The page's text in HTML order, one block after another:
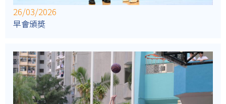
26/03/2026
早會頒奬